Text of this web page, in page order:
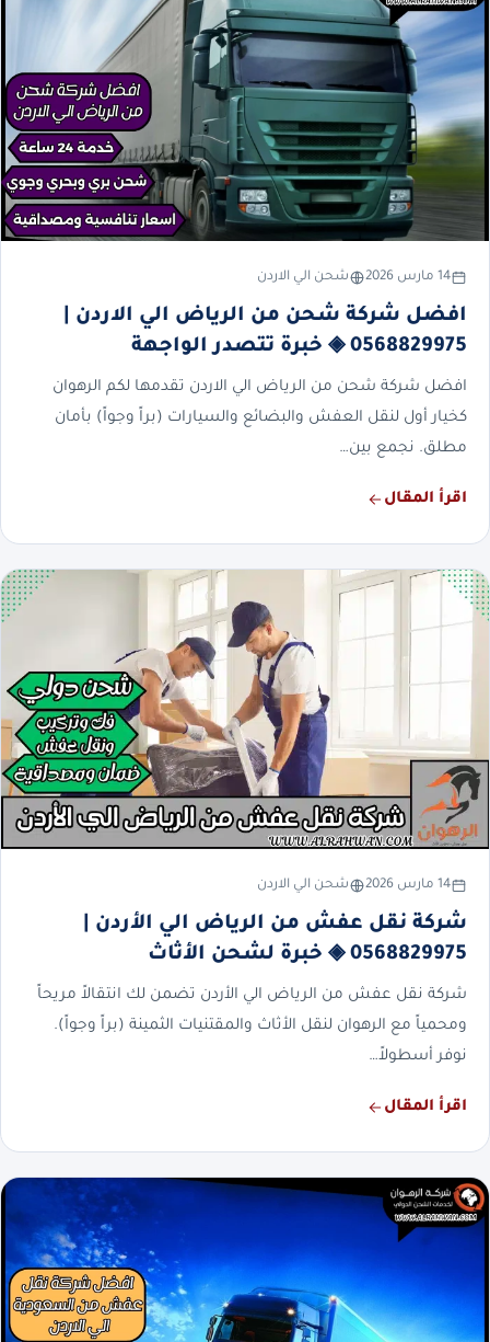
14 مارس 2026 شحن الي الاردن
افضل شركة شحن من الرياض الي الاردن |
0568829975 ◈ خبرة تتصدر الواجهة
افضل شركة شحن من الرياض الي الاردن تقدمها لكم الرهوان
كخيار أول لنقل العفش والبضائع والسيارات (براً وجواً) بأمان
مطلق. نجمع بين…
اقرأ المقال
14 مارس 2026 شحن الي الاردن
شركة نقل عفش من الرياض الي الأردن |
0568829975 ◈ خبرة لشحن الأثاث
شركة نقل عفش من الرياض الي الأردن تضمن لك انتقالاً مريحاً
ومحمياً مع الرهوان لنقل الأثاث والمقتنيات الثمينة (براً وجواً).
نوفر أسطولاً…
اقرأ المقال